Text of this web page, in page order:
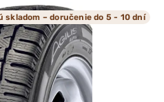
skladom – doručenie do 5 - 10 dní